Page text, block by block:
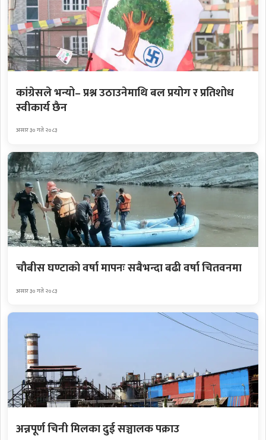
कांग्रेसले भन्यो– प्रश्न उठाउनेमाथि बल प्रयोग र प्रतिशोध
स्वीकार्य छैन
असार ३० गते २०८३
चौबीस घण्टाको वर्षा मापनः सबैभन्दा बढी वर्षा चितवनमा
असार ३० गते २०८३
अन्नपूर्ण चिनी मिलका दुई सञ्चालक पक्राउ